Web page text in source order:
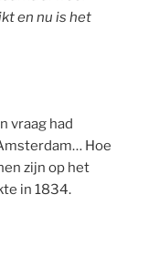
en nu is het
vraag had
Hoe
zijn op het
in 1834.